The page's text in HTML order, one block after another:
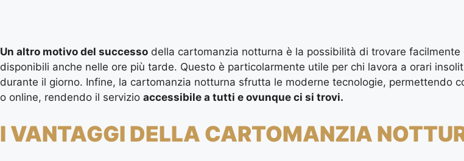
Un altro motivo del successo della cartomanzia notturna è la possibilità di trovare facilmente
disponibili anche nelle ore più tarde. Questo è particolarmente utile per chi lavora a orari
durante il giorno. Infine, la cartomanzia notturna sfrutta le moderne tecnologie, permettendo
o online, rendendo il servizio accessibile a tutti e ovunque ci si trovi.
I VANTAGGI DELLA CARTOMANZIA